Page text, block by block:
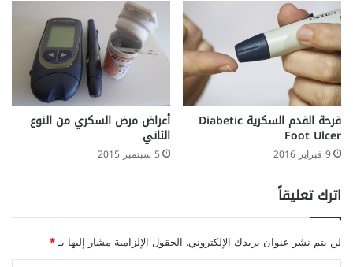
قرحة القدم السكرية Diabetic
Foot Ulcer
9 فبراير 2016
أعراض مرض السكري من النوع
الثاني
5 سبتمبر 2015
اترك تعليقاً
لن يتم نشر عنوان بريدك الإلكتروني. الحقول الإلزامية مشار إليها بـ*